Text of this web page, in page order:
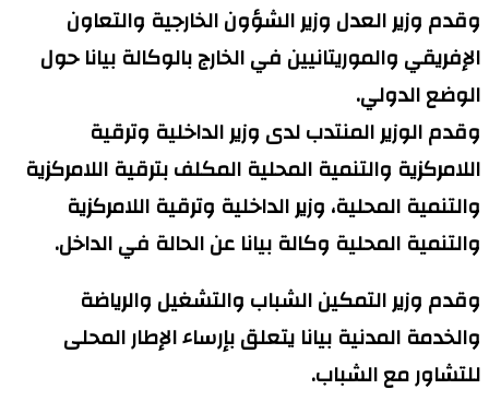
وقدم وزير العدل وزير الشؤون الخارجية والتعاون
الإفريقي والموريتانيين في الخارج بالوكالة بيانا حول
الوضع الدولي.
وقدم الوزير المنتدب لدى وزير الداخلية وترقية
اللامركزية والتنمية المحلية المكلف بترقية اللامركزية
والتنمية المحلية، وزير الداخلية وترقية اللامركزية
والتنمية المحلية وكالة بيانا عن الحالة في الداخل.
وقدم وزير التمكين الشباب والتشغيل والرياضة
والخدمة المدنية بيانا يتعلق بإرساء الإطار المحلى
للتشاور مع الشباب.